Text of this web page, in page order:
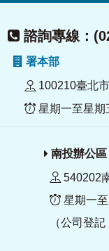
諮詢專線：
署本部
100210臺北
星期一至星期
南投辦公區
540202
星期一至
（公司登